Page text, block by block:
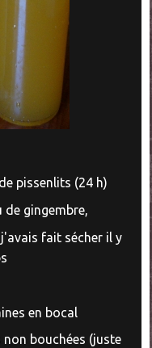
pissenlits (24 h)
de gingembre,
fait sécher il y
en bocal
bouchées (juste